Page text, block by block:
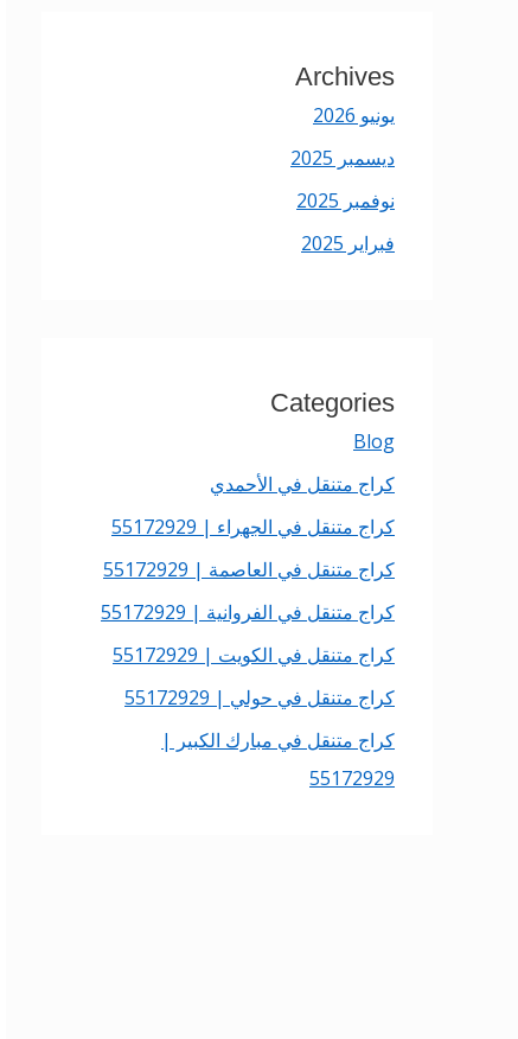
Archives
يونيو 2026
ديسمبر 2025
نوفمبر 2025
فبراير 2025
Categories
Blog
كراج متنقل في الأحمدي
كراج متنقل في الجهراء | 55172929
كراج متنقل في العاصمة | 55172929
كراج متنقل في الفروانية | 55172929
كراج متنقل في الكويت | 55172929
كراج متنقل في حولي | 55172929
كراج متنقل في مبارك الكبير |
55172929